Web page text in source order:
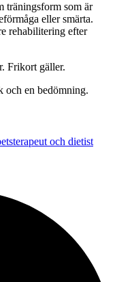
träningsform som är
eller smärta.
rehabilitering efter
Frikort gäller.
och en bedömning.
och dietist